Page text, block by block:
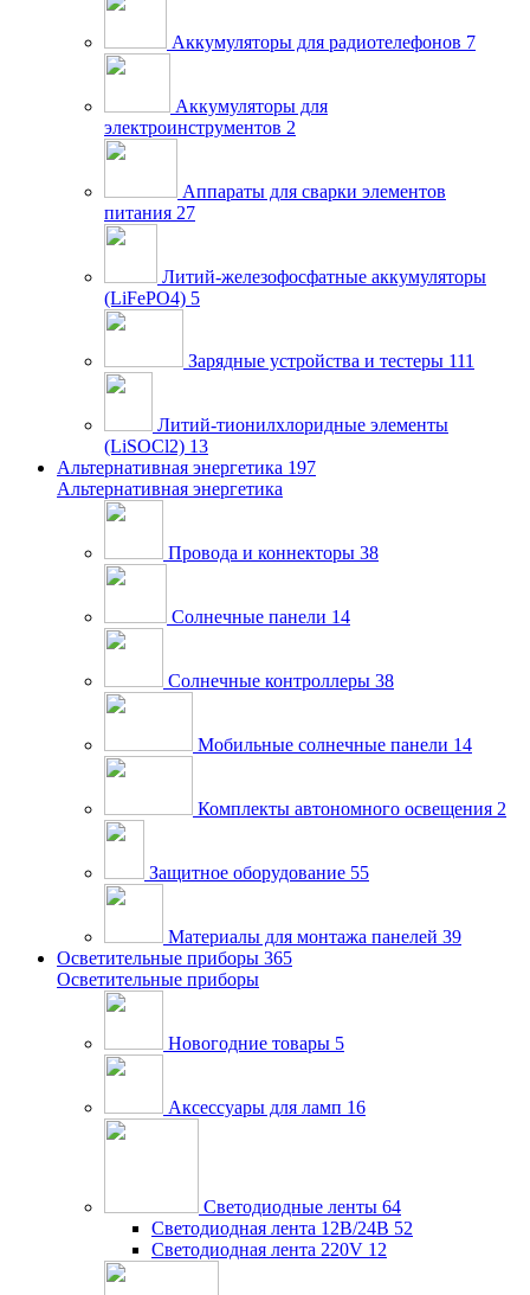
Аккумуляторы для радиотелефонов 7
Аккумуляторы для
электроинструментов 2
Аппараты для сварки элементов
питания 27
Литий-железофосфатные аккумуляторы
(LiFePO4) 5
Зарядные устройства и тестеры 111
Литий-тионилхлоридные элементы
(LiSOCl2) 13
Альтернативная энергетика 197
Альтернативная энергетика
Провода и коннекторы 38
Солнечные панели 14
Солнечные контроллеры 38
Мобильные солнечные панели 14
Комплекты автономного освещения 2
Защитное оборудование 55
Материалы для монтажа панелей 39
Осветительные приборы 365
Осветительные приборы
Новогодние товары 5
Аксессуары для ламп 16
Светодиодные ленты 64
Светодиодная лента 12В/24В 52
Светодиодная лента 220V 12